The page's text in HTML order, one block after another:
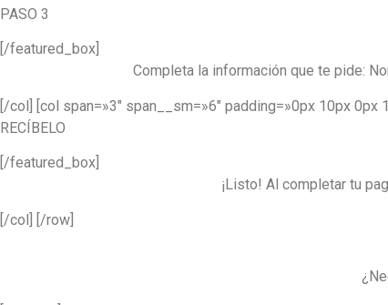
PASO 3
[/featured_box]
Completa la información que te pide:
[/col] [col span=»3″ span__sm=»6″ padding=»0px 10px
RECÍBELO
[/featured_box]
¡Listo! Al completar tu
[/col] [/row]